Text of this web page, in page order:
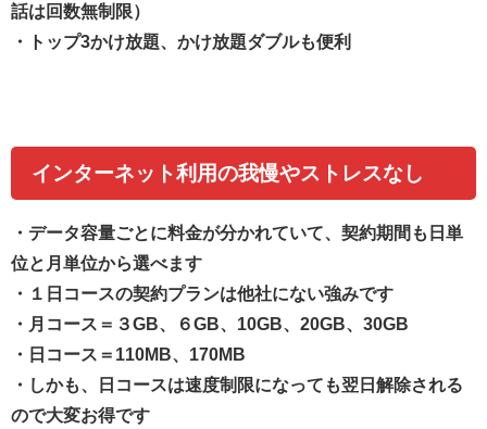
話は回数無制限）
・トップ3かけ放題、かけ放題ダブルも便利
インターネット利用の我慢やストレスなし
・ データ容量ごとに料金が分かれていて、契約期間も日単
位と月単位から選べます
・１日コースの契約プランは他社にない強みです
・月コース＝３GB、６GB、10GB、20GB、30GB
・日コース＝110MB、170MB
・しかも、日コースは速度制限になっても翌日解除される
ので大変お得です